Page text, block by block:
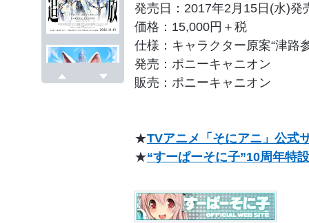
発売日：2017年2月15日(水)発
価格：15,000円＋税
仕様：キャラクター原案“津路
発売：ポニーキャニオン
販売：ポニーキャニオン
★TVアニメ「そにアニ」公式
★“すーぱーそに子”10周年特